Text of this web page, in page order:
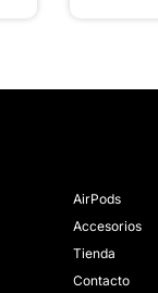
AirPods
Accesorios
Tienda
Contacto